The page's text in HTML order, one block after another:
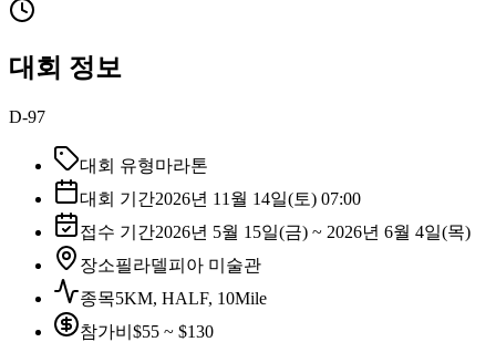
대회 정보
D-97
대회 유형마라톤
대회 기간2026년 11월 14일(토) 07:00
접수 기간2026년 5월 15일(금) ~ 2026년 6월 4일(목)
장소필라델피아 미술관
종목5KM, HALF, 10Mile
참가비 $55 ~ $130